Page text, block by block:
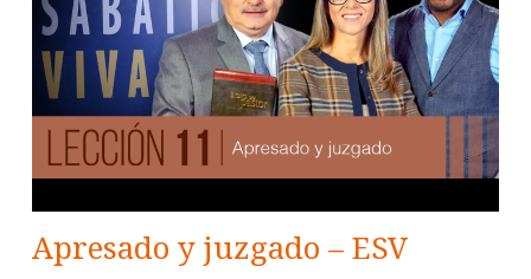
Apresado y juzgado – ESV